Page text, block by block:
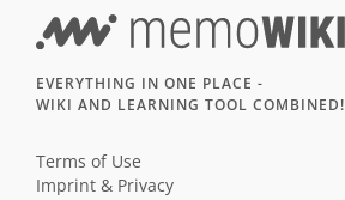
EVERYTHING IN ONE PLACE -
WIKI AND LEARNING TOOL COMBINED!
Terms of Use
Imprint & Privacy